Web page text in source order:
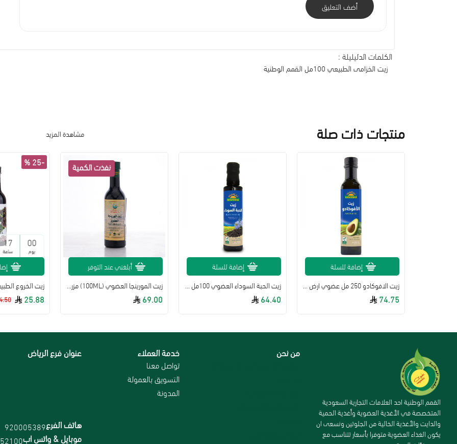
أضف التعليق
الكلمات الدليليلة :
زيت الخزامى الطبيعي 100مل القمم الوطنية
منتجات ذات صلة مشاهدة المزيد
74.75
إضافة للسلة
64.40
إضافة للسلة
69.00
أبلغني عند التوفر
-25 %
00
يوم
17
ساعة
25.88
القمم الوطنية احد العلامات التجارية السعودية
المتخصصة في الأغذية العضوية وأغذية الحمية
والدايت والأغذية الخالية من الجلوتين ونسعى ان
يكون الغذاء العضوية متوفرا بأسعار تتناسب مع
من نحن خدمة العملاء
تواصل معنا
التسويق بالعمولة
المدونة
عنوان فرع الرياض
هاتف الفرع920005389
موبايل & واتس اب